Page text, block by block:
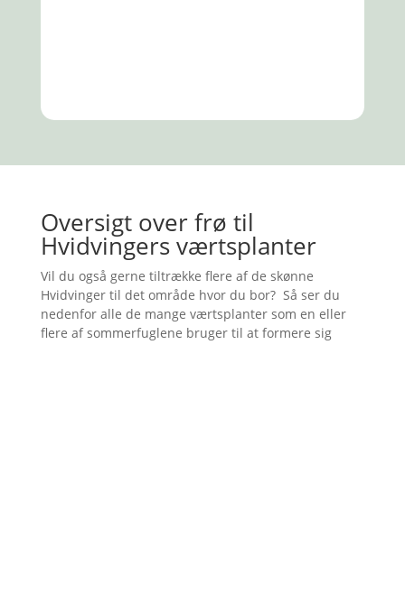
Oversigt over frø til
Hvidvingers værtsplanter
Vil du også gerne tiltrække flere af de skønne
Hvidvinger til det område hvor du bor? Så ser du
nedenfor alle de mange værtsplanter som en eller
flere af sommerfuglene bruger til at formere sig